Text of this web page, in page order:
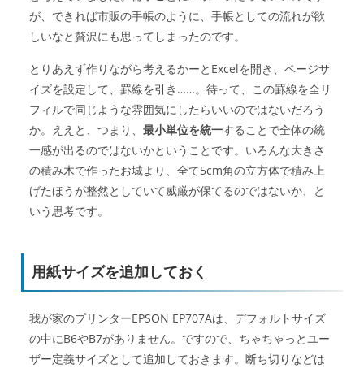
が、できれば市販の手帳のように、手帳としての流れが欲
しいなと贅沢にも思ってしまったのです。
とりあえず作りながら考えるかーとExcelを開き、ページサ
イズを設定して、罫線を引き……。待って、この罫線を全リ
フィルで同じような雰囲気にしたらいいのではないだろう
か。ええと、つまり、最小単位を統一することで全体の統
一感が出るのではないかということです。いろんな大きさ
の積み木で作ったお城より、全て5cm角の立方体で積み上
げたほうが整然としていて威厳が保てるのではないか、と
いう思考です。
用紙サイズを追加しておく
我が家のプリンターEPSON EP707Aは、デフォルトサイズ
の中にB6やB7がありません。ですので、ちゃちゃっとユー
ザー定義サイズとして追加しておきます。断ち切りなどは